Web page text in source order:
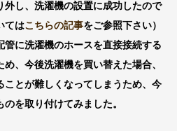
外し、洗濯機の設置に成功したので
てはこちらの記事をご参照下さい）
管に洗濯機のホースを直接接続する
、今後洗濯機を買い替えた場合、
ことが難しくなってしまうため、今
を取り付けてみました。